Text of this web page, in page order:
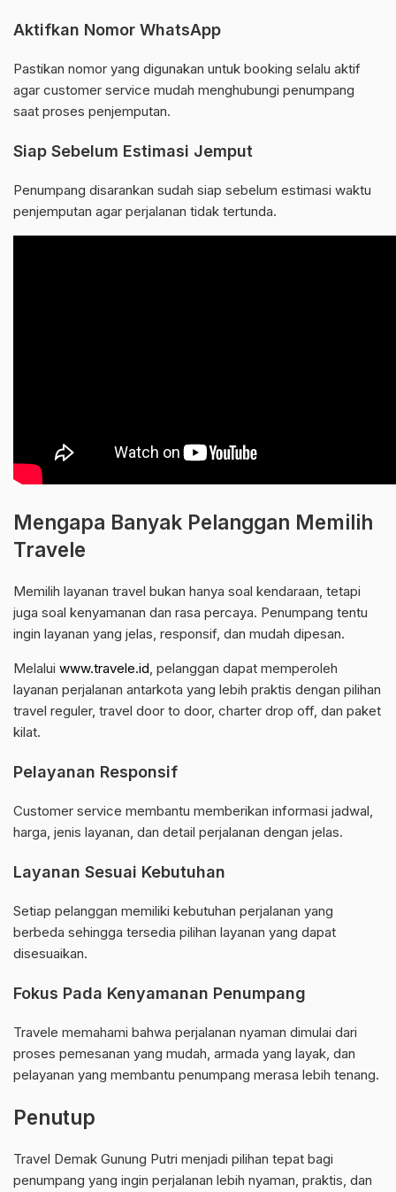
Aktifkan Nomor WhatsApp
Pastikan nomor yang digunakan untuk booking selalu aktif
agar customer service mudah menghubungi penumpang
saat proses penjemputan.
Siap Sebelum Estimasi Jemput
Penumpang disarankan sudah siap sebelum estimasi waktu
penjemputan agar perjalanan tidak tertunda.
Mengapa Banyak Pelanggan Memilih
Travele
Memilih layanan travel bukan hanya soal kendaraan, tetapi
juga soal kenyamanan dan rasa percaya. Penumpang tentu
ingin layanan yang jelas, responsif, dan mudah dipesan.
Melalui www.travele.id, pelanggan dapat memperoleh
layanan perjalanan antarkota yang lebih praktis dengan pilihan
travel reguler, travel door to door, charter drop off, dan paket
kilat.
Pelayanan Responsif
Customer service membantu memberikan informasi jadwal,
harga, jenis layanan, dan detail perjalanan dengan jelas.
Layanan Sesuai Kebutuhan
Setiap pelanggan memiliki kebutuhan perjalanan yang
berbeda sehingga tersedia pilihan layanan yang dapat
disesuaikan.
Fokus Pada Kenyamanan Penumpang
Travele memahami bahwa perjalanan nyaman dimulai dari
proses pemesanan yang mudah, armada yang layak, dan
pelayanan yang membantu penumpang merasa lebih tenang.
Penutup
Travel Demak Gunung Putri menjadi pilihan tepat bagi
penumpang yang ingin perjalanan lebih nyaman, praktis, dan